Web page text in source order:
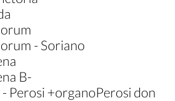
- Soriano
B-
Perosi +organoPerosi don